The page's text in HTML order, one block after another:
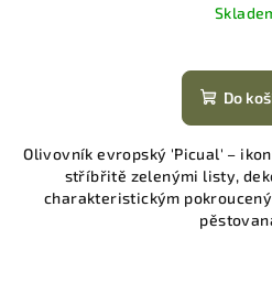
Do
Olivovník evropský 'Picual' –
stříbřitě zelenými listy,
charakteristickým